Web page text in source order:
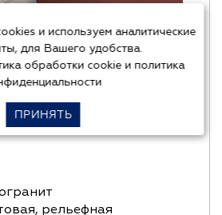
рельефная
и используем аналитические
для Вашего удобства.
обработки cookieи политика
ПРИНЯТЬ